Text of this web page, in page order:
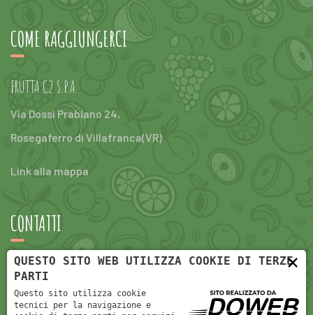
COME RAGGIUNGERCI
FRUTTA C2 S.P.A.
Via Dossi Prabiano 24,
Rosegaferro di Villafranca(VR)
Link alla mappa
CONTATTI
e-Mail:info@fruttac2.com
tel:+390456304047
×
QUESTO SITO WEB UTILIZZA COOKIE DI TERZE
PARTI
Questo sito utilizza cookie
tecnici per la navigazione e